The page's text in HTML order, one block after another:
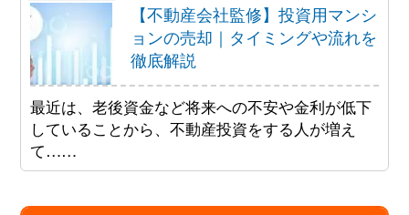
【不動産会社監修】投資用マンシ
ョンの売却｜タイミングや流れを
徹底解説
最近は、老後資金など将来への不安や金利が低下
していることから、不動産投資をする人が増え
て……